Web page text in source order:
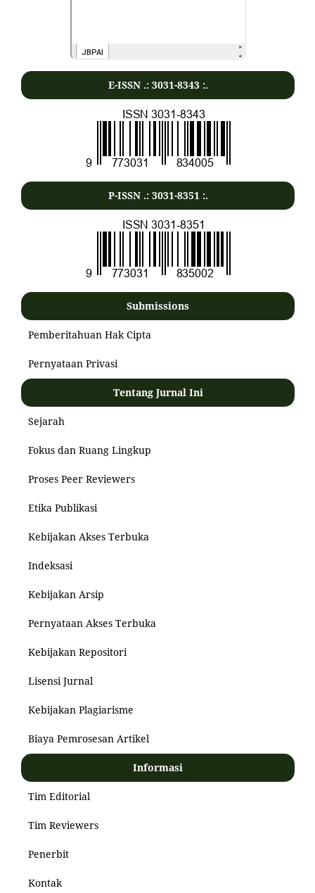
E-ISSN .: 3031-8343:.
P-ISSN .: 3031-8351 :.
Submissions
Pemberitahuan Hak Cipta
Pernyataan Privasi
Tentang Jurnal Ini
Sejarah
Fokus dan Ruang Lingkup
Proses Peer Reviewers
Etika Publikasi
Kebijakan Akses Terbuka
Indeksasi
Kebijakan Arsip
Pernyataan Akses Terbuka
Kebijakan Repositori
Lisensi Jurnal
Kebijakan Plagiarisme
Biaya Pemrosesan Artikel
Informasi
Tim Editorial
Tim Reviewers
Penerbit
Kontak